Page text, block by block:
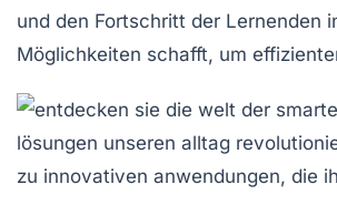
und den Fortschritt der Lernenden
Möglichkeiten schafft, um